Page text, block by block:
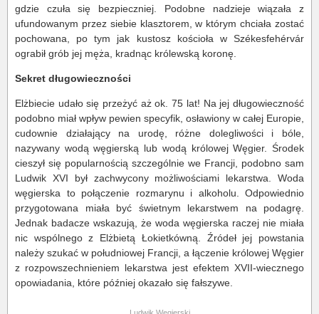
gdzie czuła się bezpieczniej. Podobne nadzieje wiązała z
ufundowanym przez siebie klasztorem, w którym chciała zostać
pochowana, po tym jak kustosz kościoła w Székesfehérvár
ograbił grób jej męża, kradnąc królewską koronę.
Sekret długowieczności
Elżbiecie udało się przeżyć aż ok. 75 lat! Na jej długowieczność
podobno miał wpływ pewien specyfik, osławiony w całej Europie,
cudownie działający na urodę, różne dolegliwości i bóle,
nazywany wodą węgierską lub wodą królowej Węgier. Środek
cieszył się popularnością szczególnie we Francji, podobno sam
Ludwik XVI był zachwycony możliwościami lekarstwa. Woda
węgierska to połączenie rozmarynu i alkoholu. Odpowiednio
przygotowana miała być świetnym lekarstwem na podagrę.
Jednak badacze wskazują, że woda węgierska raczej nie miała
nic wspólnego z Elżbietą Łokietkówną. Źródeł jej powstania
należy szukać w południowej Francji, a łączenie królowej Węgier
z rozpowszechnieniem lekarstwa jest efektem XVII-wiecznego
opowiadania, które później okazało się fałszywe.